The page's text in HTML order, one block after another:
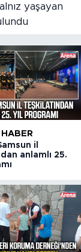
il
anlamlı 25.